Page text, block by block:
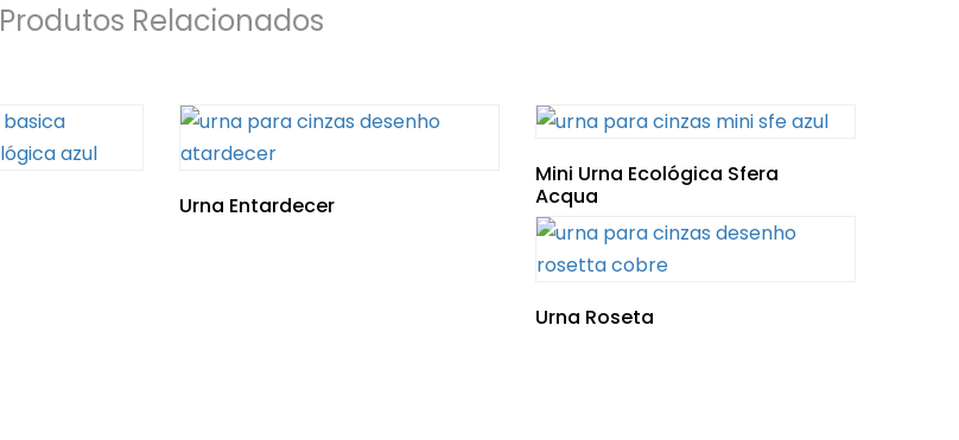
Produtos Relacionados
Urna Entardecer
Mini Urna Ecológica Sfera
Acqua
Urna Roseta